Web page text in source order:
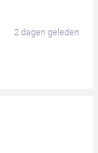
2 dagen geleden